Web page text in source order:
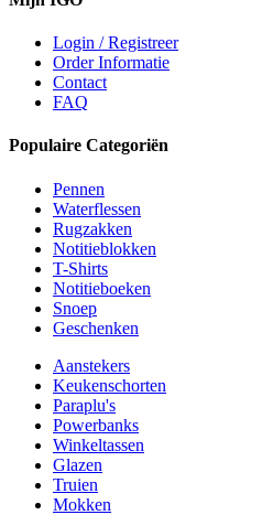
Login / Registreer
Order Informatie
Contact
FAQ
Populaire Categoriën
Pennen
Waterflessen
Rugzakken
Notitieblokken
T-Shirts
Notitieboeken
Snoep
Geschenken
Aanstekers
Keukenschorten
Paraplu's
Powerbanks
Winkeltassen
Glazen
Truien
Mokken